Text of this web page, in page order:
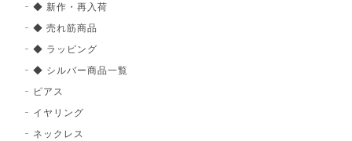
◆ 新作・再入荷
◆ 売れ筋商品
◆ ラッピング
◆ シルバー商品一覧
ピアス
イヤリング
ネックレス